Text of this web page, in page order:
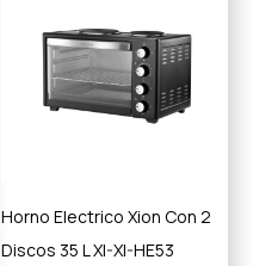
Horno Electrico Xion Con 2
Discos 35 L XI-XI-HE53